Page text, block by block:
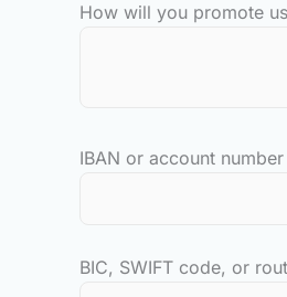
How will you promote
IBAN or account number
BIC, SWIFT code, or